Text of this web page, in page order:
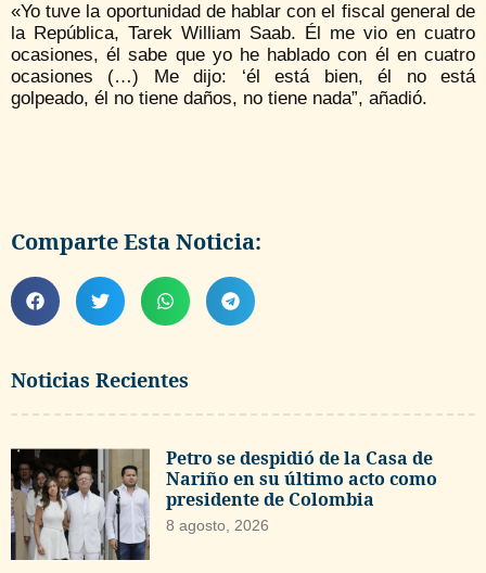
Noticias Recientes
Petro se despidió de la Casa de
Nariño en su último acto como
presidente de Colombia
8 agosto, 2026
«Yo tuve la oportunidad de hablar con el fiscal general de
la República, Tarek William Saab. Él me vio en cuatro
ocasiones, él sabe que yo he hablado con él en cuatro
ocasiones (…) Me dijo: ‘él está bien, él no está
golpeado, él no tiene daños, no tiene nada”, añadió.
Comparte Esta Noticia: